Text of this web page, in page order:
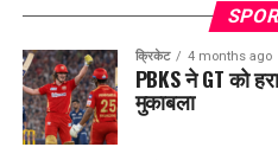
क्रिकेट 4 months ago
PBKS ने GT को
मुकाबला